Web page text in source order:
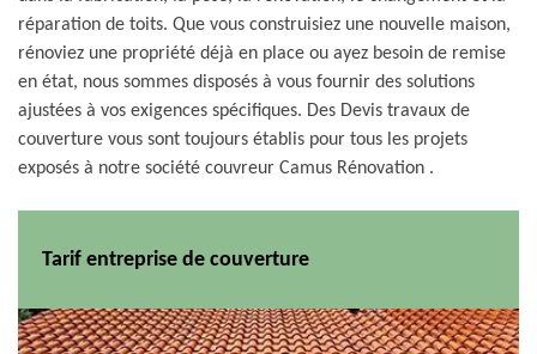
réparation de toits. Que vous construisiez une nouvelle maison,
rénoviez une propriété déjà en place ou ayez besoin de remise
en état, nous sommes disposés à vous fournir des solutions
ajustées à vos exigences spécifiques. Des Devis travaux de
couverture vous sont toujours établis pour tous les projets
exposés à notre société couvreur Camus Rénovation .
Tarif entreprise de couverture